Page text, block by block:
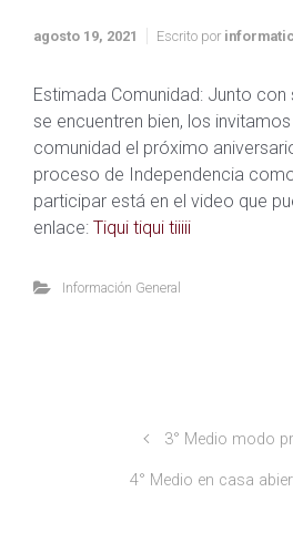
agosto 19, 2021 Escrito por
Estimada Comunidad: Junto
se encuentren bien, los
comunidad el próximo
proceso de Independencia
participar está en el video que
enlace: Tiqui tiqui tiiiii
Información General
3° Medio modo
4° Medio en casa